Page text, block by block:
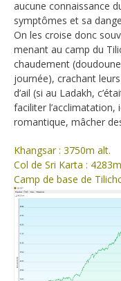
aucune connaissance
symptômes et sa
On les croise donc
menant au camp du
chaudement
journée), crachant
d’ail (si au Ladakh,
faciliter
romantique, mâcher
Khangsar : 3750m alt.
Col de Sri Karta :
Camp de base de